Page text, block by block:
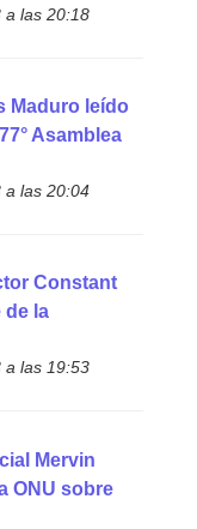
las 20:18
Maduro leído
Asamblea
las 20:04
Constant
de la
las 19:53
Mervin
ONU sobre